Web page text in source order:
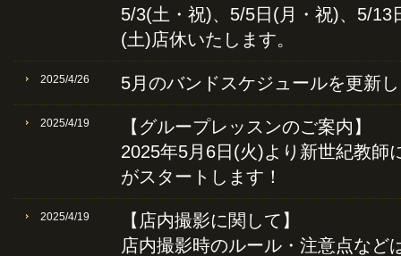
5/3(土・祝)、5/5日(月・祝)、5/13
(土)店休いたします。
2025/4/26 5月のバンドスケジュールを更新
2025/4/19
【グループレッスンのご案内】
2025年5月6日(火)より新世紀教師
がスタートします！
2025/4/19
【店内撮影に関して】
店内撮影時のルール・注意点など